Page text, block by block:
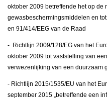
oktober 2009 betreffende het op de
gewasbeschermingsmiddelen en
en 91/414/EEG van de Raad
- Richtlijn 2009/128/EG van het
oktober 2009 tot vaststelling van
verwezenlijking van een duurzaam
- Richtlijn 2015/1535/EU van het
september 2015 „betreffende een